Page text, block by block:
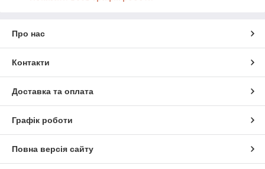
Про нас
Контакти
Доставка та оплата
Графік роботи
Повна версія сайту